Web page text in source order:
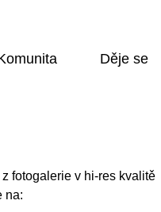
Děje se
fotogalerie v hi-res kvalitě
na: